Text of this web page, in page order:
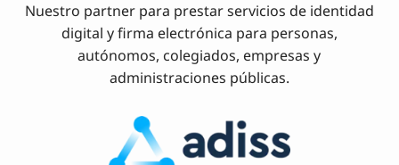
Nuestro partner para prestar servicios de identidad
digital y firma electrónica para personas,
autónomos, colegiados, empresas y
administraciones públicas.